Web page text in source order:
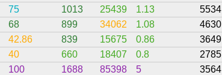
75 1013 25439 1.13 5534
68 899 34062 1.08 4630
42.86 839 15675 0.86 3649
40 660 18407 0.8 2785
100 1688 85398 5 3564